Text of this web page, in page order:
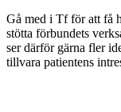
Gå med i Tf för att få
stötta förbundets
ser därför gärna fler
tillvara patientens